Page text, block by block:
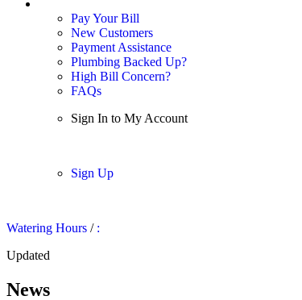
Pay Your Bill
New Customers
Payment Assistance
Plumbing Backed Up?
High Bill Concern?
FAQs
Sign In to My Account
Sign Up
Watering Hours / :
Updated
News